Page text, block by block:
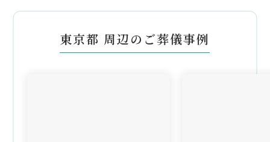
東京都 周辺のご葬儀事例